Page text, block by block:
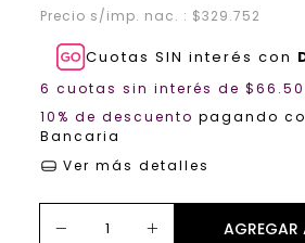
Precio s/imp. nac. : $329.752
Cuotas SIN interés con
6 cuotas sin interés de
10% de descuento pagando
Bancaria
Ver más detalles